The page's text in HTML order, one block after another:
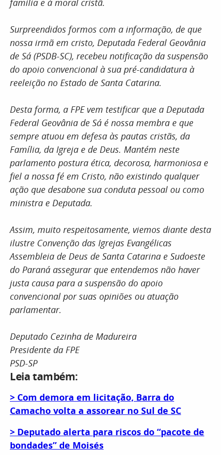
Surpreendidos formos com a informação, de que
nossa irmã em cristo, Deputada Federal Geovânia
de Sá (PSDB-SC), recebeu notificação da suspensão
do apoio convencional à sua pré-candidatura à
reeleição no Estado de Santa Catarina.
Desta forma, a FPE vem testificar que a Deputada
Federal Geovânia de Sá é nossa membra e que
sempre atuou em defesa às pautas cristãs, da
Família, da Igreja e de Deus. Mantém neste
parlamento postura ética, decorosa, harmoniosa e
fiel a nossa fé em Cristo, não existindo qualquer
ação que desabone sua conduta pessoal ou como
ministra e Deputada.
Assim, muito respeitosamente, viemos diante desta
ilustre Convenção das Igrejas Evangélicas
Assembleia de Deus de Santa Catarina e Sudoeste
do Paraná assegurar que entendemos não haver
justa causa para a suspensão do apoio
convencional por suas opiniões ou atuação
parlamentar.
Deputado Cezinha de Madureira
Presidente da FPE
PSD-SP
Leia também:
> Com demora em licitação, Barra do
Camacho volta a assorear no Sul de SC
> Deputado alerta para riscos do “pacote de
bondades” de Moisés